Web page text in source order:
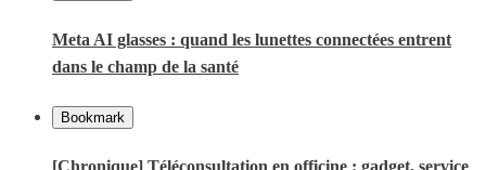
Meta AI glasses : quand les lunettes connectées entrent
dans le champ de la santé
Bookmark